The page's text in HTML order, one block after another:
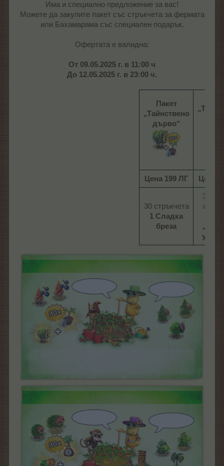
Има и специално предложение за вас!
Можете да закупите пакет със стръкчета за фермата
или Бахамарама със специален подарък.
Офертата е валидна:​
От 09.05.2025 г. в 11:00 ч
До 12.05.2025 г. в 23:00 ч.
Пакет
„Тайнствено
дърво“
Цена 199 ЛГ Цена
30 стръкчета
1 Сладка
бреза
30